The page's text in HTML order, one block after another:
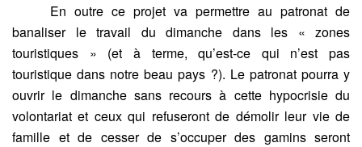
En outre ce projet va permettre au patronat de
banaliser le travail du dimanche dans les « zones
touristiques » (et à terme, qu’est-ce qui n’est pas
touristique dans notre beau pays ?). Le patronat pourra y
ouvrir le dimanche sans recours à cette hypocrisie du
volontariat et ceux qui refuseront de démolir leur vie de
famille et de cesser de s’occuper des gamins seront